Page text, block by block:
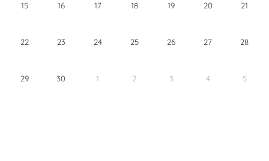
15 16 17 18 19 20 21
22 23 24 25 26 27 28
29 30 1 2 3 4 5